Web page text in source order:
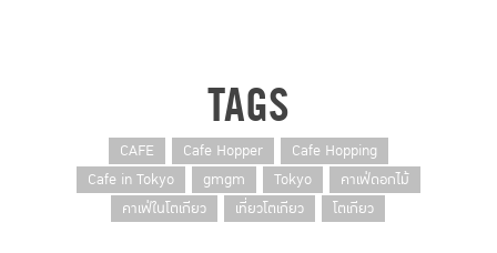
TAGS
CAFE Cafe Hopper
Cafe Hopping
Cafe in Tokyo
gmgm Tokyo
คาเฟ่ดอกไม้
คาเฟ่ในโตเกียว
เที่ยวโตเกียว โตเกียว